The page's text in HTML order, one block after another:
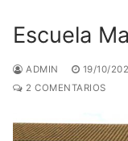
Escuela
ADMIN 19/10/
2 COMENTARIOS